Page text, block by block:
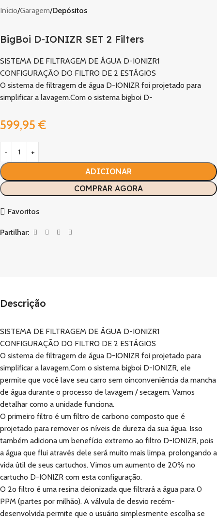
Início Garagem Depósitos
BigBoi D-IONIZR SET 2 Filters
SISTEMA DE FILTRAGEM DE ÁGUA D-IONIZR1
CONFIGURAÇÃO DO FILTRO DE 2 ESTÁGIOS
O sistema de filtragem de água D-IONIZR foi projetado para
simplificar a lavagem.Com o sistema bigboi D-
599,95 €
ADICIONAR
COMPRAR AGORA
Favoritos
Partilhar:
Descrição
SISTEMA DE FILTRAGEM DE ÁGUA D-IONIZR1
CONFIGURAÇÃO DO FILTRO DE 2 ESTÁGIOS
O sistema de filtragem de água D-IONIZR foi projetado para
simplificar a lavagem.Com o sistema bigboi D-IONIZR, ele
permite que você lave seu carro sem oinconveniência da mancha
de água durante o processo de lavagem / secagem. Vamos
detalhar como a unidade funciona.
O primeiro filtro é um filtro de carbono composto que é
projetado para remover os níveis de dureza da sua água. Isso
também adiciona um benefício extremo ao filtro D-IONIZR, pois
a água que flui através dele será muito mais limpa, prolongando a
vida útil de seus cartuchos. Vimos um aumento de 20% no
cartucho D-IONIZR com esta configuração.
O 2o filtro é uma resina deionizada que filtrará a água para 0
PPM (partes por milhão). A válvula de desvio recém-
desenvolvida permite que o usuário simplesmente escolha se